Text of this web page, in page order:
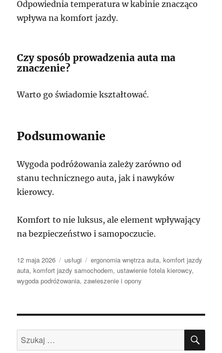
Odpowiednia temperatura w kabinie znacząco
wpływa na komfort jazdy.
Czy sposób prowadzenia auta ma
znaczenie?
Warto go świadomie kształtować.
Podsumowanie
Wygoda podróżowania zależy zarówno od
stanu technicznego auta, jak i nawyków
kierowcy.
Komfort to nie luksus, ale element wpływający
na bezpieczeństwo i samopoczucie.
Data
publikacji
12 maja 2026 Kategorie
usługi Tagi
ergonomia wnętrza auta,komfort jazdy
auta,komfort jazdy samochodem, ustawienie fotela kierowcy,
wygoda podróżowania,zawieszenie i opony
Szukaj: